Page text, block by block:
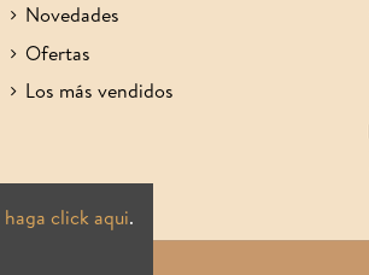
Novedades
Ofertas
Los más vendidos
haga click aqui.